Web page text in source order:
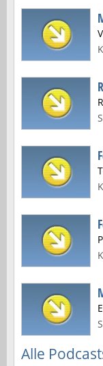
Alle